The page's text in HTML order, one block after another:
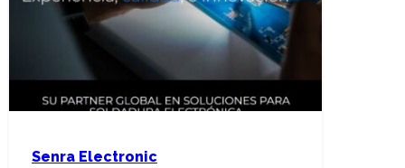
Senra Electronic